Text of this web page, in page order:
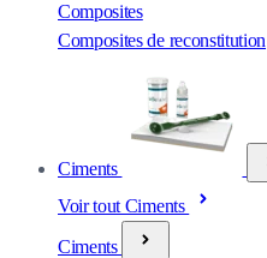
Composites
Composites de reconstitution
Ciments
Voir tout Ciments
Ciments